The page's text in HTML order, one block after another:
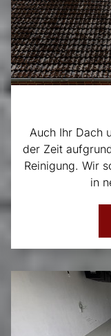
Auch Ihr Dach
der Zeit
Reinigung. Wir
in